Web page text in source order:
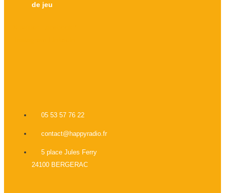
de jeu
05 53 57 76 22
contact@happyradio.fr
5 place Jules Ferry
24100 BERGERAC